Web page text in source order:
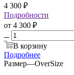
4 300 ₽
Подробности
от 4 300 ₽
В корзину
Подробнее
Размер—OverSize